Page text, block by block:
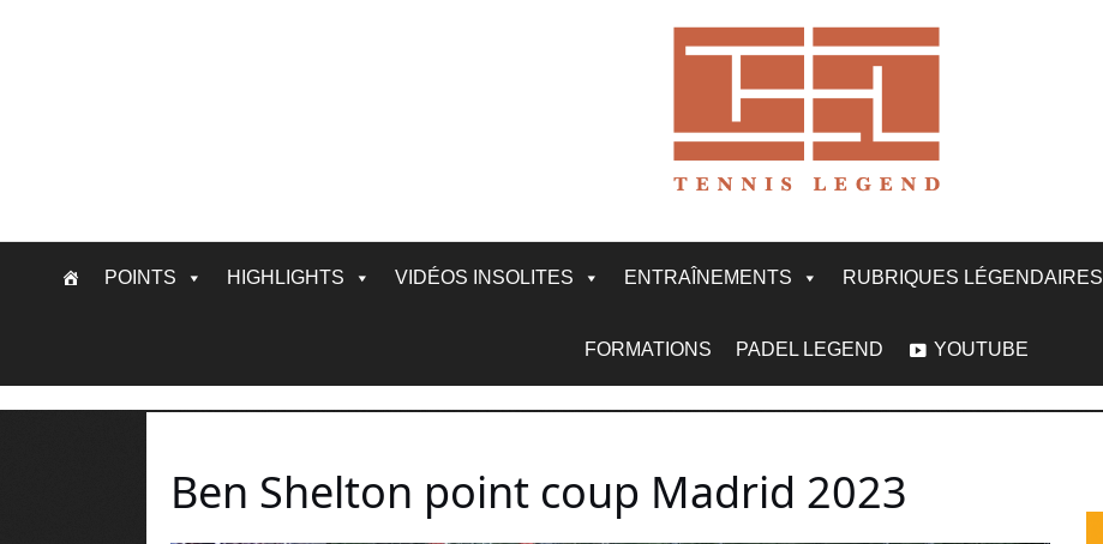
POINTS HIGHLIGHTS VIDÉOS INSOLITES ENTRAÎNEMENTS RUBRIQUES LÉGENDAIRES
FORMATIONS PADEL LEGEND YOUTUBE
Ben Shelton point coup Madrid 2023